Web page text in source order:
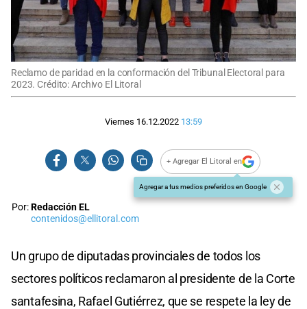
Reclamo de paridad en la conformación del Tribunal Electoral para
2023. Crédito: Archivo El Litoral
Viernes 16.12.2022 13:59
+ Agregar El Litoral en
Agregar a tus medios preferidos en Google
Por:Redacción EL
contenidos@ellitoral.com
Un grupo de diputadas provinciales de todos los
sectores políticos reclamaron al presidente de la Corte
santafesina, Rafael Gutiérrez, que se respete la ley de